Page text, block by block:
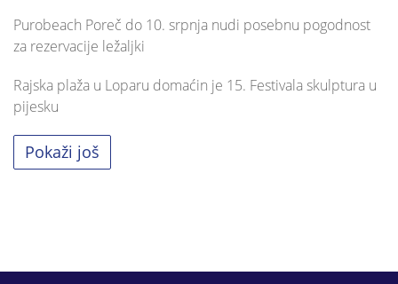
Purobeach Poreč do 10. srpnja nudi posebnu pogodnost
za rezervacije ležaljki
Rajska plaža u Loparu domaćin je 15. Festivala skulptura u
pijesku
Pokaži još